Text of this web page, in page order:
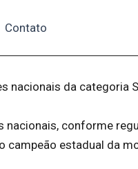
Contato
nacionais da categoria
nacionais, conforme
campeão estadual da